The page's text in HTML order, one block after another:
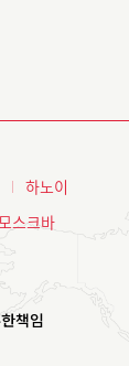
하노이
스크바
책임